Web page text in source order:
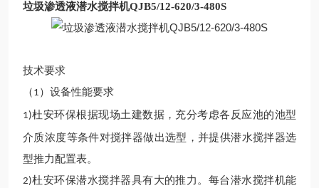
垃圾渗透液潜水搅拌机QJB5/12-620/3-480S
技术要求
（ 1 ） 设备性能要求
1)杜安环保根据现场土建数据， 充分考虑各反应池的池型
介质浓度等条件对搅拌器做出选型 ， 并提供潜水搅拌器选
型推力配置表。
2)杜安环保潜水搅拌器具有大的推力。每台潜水搅拌机能